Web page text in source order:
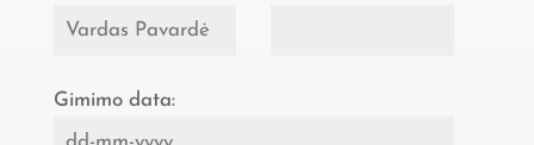
Gimimo data: